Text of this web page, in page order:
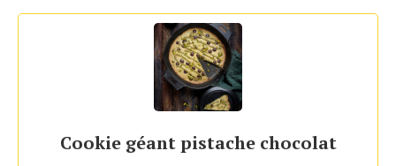
Cookie géant pistache chocolat